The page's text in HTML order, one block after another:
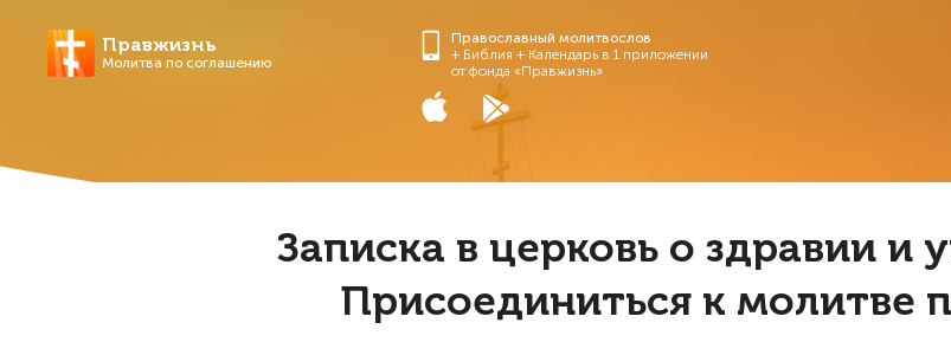
Правжизнь
Молитва по соглашению
Православный молитвослов
+ Библия + Календарь в 1 приложении
от фонда «Правжизнь»
Записка в церковь о здравии и
Присоединиться к молитве